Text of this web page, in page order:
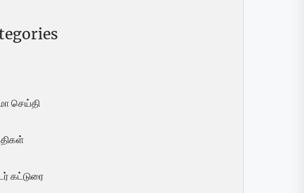
செய்தி
கட்டுரை